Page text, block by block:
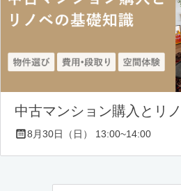
中古マンション購入とリ
8月30日（日） 13:00~14:00